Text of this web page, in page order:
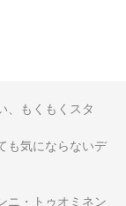
、もくもくスタ
も気にならないデ
ニ・トゥオミネン